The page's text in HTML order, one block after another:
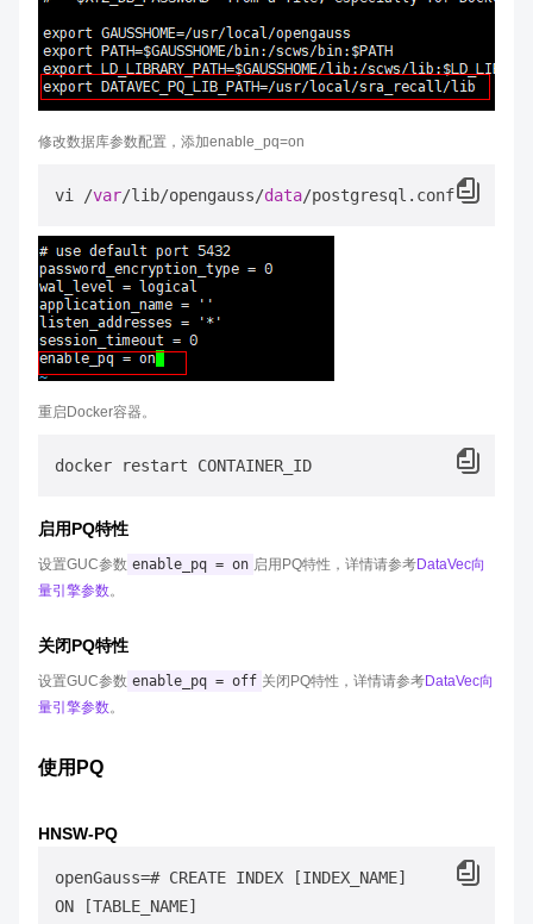
修改数据库参数配置，添加enable_pq=on
vi /var/lib/opengauss/data
重启Docker容器。
启用PQ特性
设置GUC参数 enable_pq = on 启用PQ特性，详情请参考DataVec向
量引擎参数。
关闭PQ特性
设置GUC参数 enable_pq = off 关闭PQ特性，详情请参考DataVec向
量引擎参数。
使用PQ
HNSW-PQ
openGauss=# CREATE INDEX [INDEX_NAME]
ON [TABLE_NAME]